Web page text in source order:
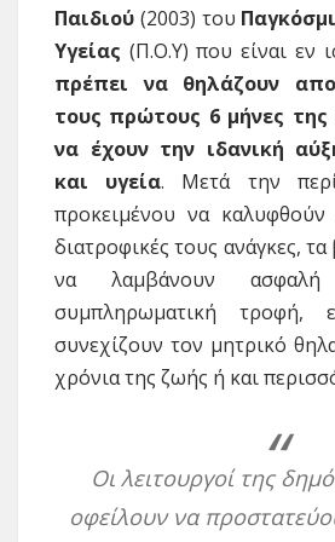
Παιδιού (2003) του
Υγείας (Π.Ο.Υ) που είναι εν
πρέπει να θηλάζουν
τους πρώτους 6 μήνες
να έχουν την ιδανική
και υγεία. Μετά την
προκειμένου να καλυφθούν
διατροφικές τους ανάγκες,
να λαμβάνουν
συμπληρωματική τροφή,
συνεχίζουν τον μητρικό
χρόνια της ζωής ή και
Οι λειτουργοί της
οφείλουν να